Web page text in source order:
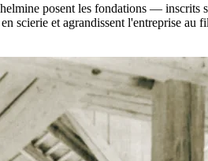
posent les fondations —
scierie et agrandissent l'entreprise